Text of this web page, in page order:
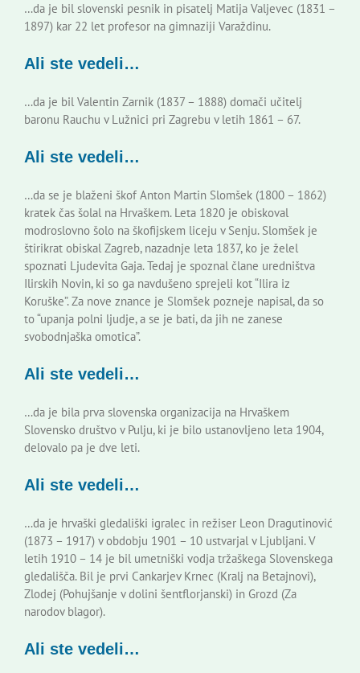
…da je bil slovenski pesnik in pisatelj Matija Valjevec (1831 –
1897) kar 22 let profesor na gimnaziji Varaždinu.
Ali ste vedeli…
…da je bil Valentin Zarnik (1837 – 1888) domači učitelj
baronu Rauchu v Lužnici pri Zagrebu v letih 1861 – 67.
Ali ste vedeli…
…da se je blaženi škof Anton Martin Slomšek (1800 – 1862)
kratek čas šolal na Hrvaškem. Leta 1820 je obiskoval
modroslovno šolo na škofijskem liceju v Senju. Slomšek je
štirikrat obiskal Zagreb, nazadnje leta 1837, ko je želel
spoznati Ljudevita Gaja. Tedaj je spoznal člane uredništva
Ilirskih Novin, ki so ga navdušeno sprejeli kot “Ilira iz
Koruške”. Za nove znance je Slomšek pozneje napisal, da so
to “upanja polni ljudje, a se je bati, da jih ne zanese
svobodnjaška omotica”.
Ali ste vedeli…
…da je bila prva slovenska organizacija na Hrvaškem
Slovensko društvo v Pulju, ki je bilo ustanovljeno leta 1904,
delovalo pa je dve leti.
Ali ste vedeli…
…da je hrvaški gledališki igralec in režiser Leon Dragutinović
(1873 – 1917) v obdobju 1901 – 10 ustvarjal v Ljubljani. V
letih 1910 – 14 je bil umetniški vodja tržaškega Slovenskega
gledališča. Bil je prvi Cankarjev Krnec (Kralj na Betajnovi),
Zlodej (Pohujšanje v dolini šentflorjanski) in Grozd (Za
narodov blagor).
Ali ste vedeli…